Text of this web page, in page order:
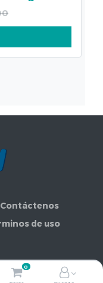
0
Contáctenos
de uso
LIMITADA